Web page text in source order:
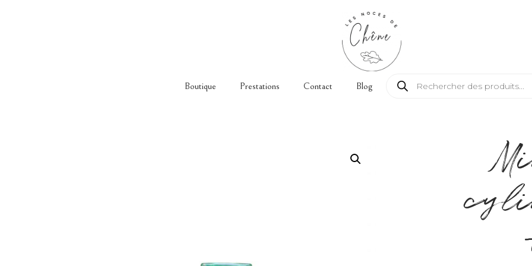
Boutique Prestations Contact Blog
Recherche de produits